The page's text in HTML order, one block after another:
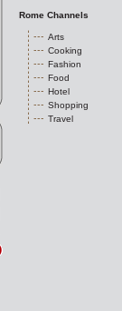
Rome Channels
Arts
Cooking
Fashion
Food
Hotel
Shopping
Travel